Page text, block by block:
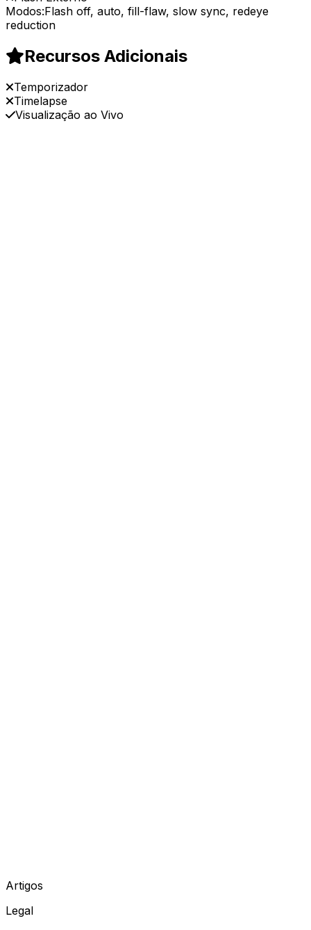
Modos:Flash off, auto, fill-flaw, slow sync, redeye
reduction
Recursos Adicionais
Temporizador
Timelapse
Visualização ao Vivo
Artigos
Legal